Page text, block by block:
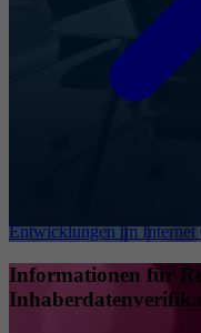
Entwicklungen im
Informationen für